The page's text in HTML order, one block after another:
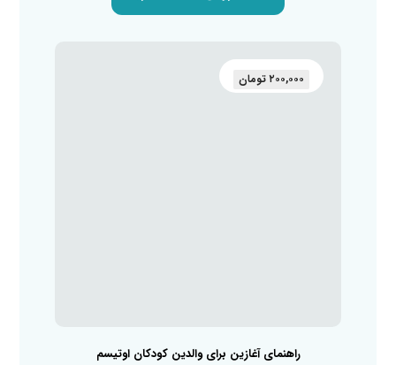
راهنمای آغازین برای والدین کودکان اوتیسم
۲۰۰,۰۰۰ تومان